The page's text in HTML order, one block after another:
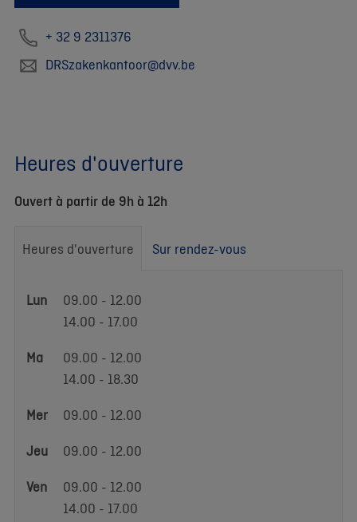
+ 32 9 2311376
DRSzakenkantoor@dvv.be
Heures d'ouverture
Ouvert à partir de 9h à 12h
Heures d'ouverture Sur rendez-vous
Heures
d'ouverture
Lun
09.00 - 12.00
14.00 - 17.00
Ma
09.00 - 12.00
14.00 - 18.30
Mer
09.00 - 12.00
Jeu
09.00 - 12.00
Ven
09.00 - 12.00
14.00 - 17.00